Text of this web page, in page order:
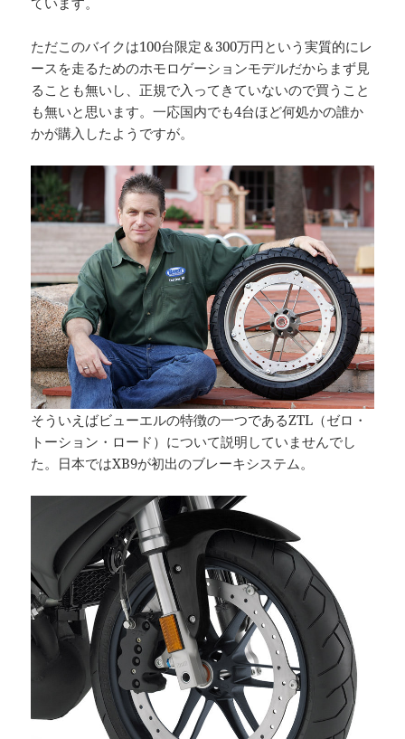
ただこのバイクは100台限定＆300万円という実質的にレ
ースを走るためのホモロゲーションモデルだからまず見
ることも無いし、正規で入ってきていないので買うこと
も無いと思います。一応国内でも4台ほど何処かの誰か
かが購入したようですが。
そういえばビューエルの特徴の一つであるZTL（ゼロ・
トーション・ロード）について説明していませんでし
た。日本ではXB9が初出のブレーキシステム。